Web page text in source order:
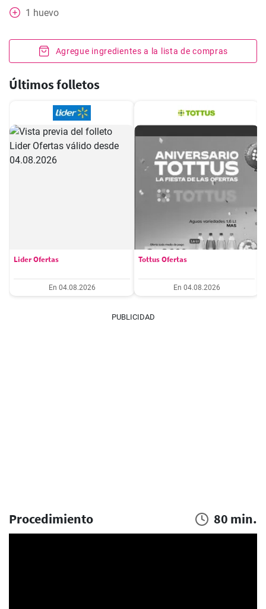
1 huevo
Agregue ingredientes a la lista de compras
Últimos folletos
Lider Ofertas
En 04.08.2026
Tottus Ofertas
En 04.08.2026
PUBLICIDAD
Procedimiento 80 min.